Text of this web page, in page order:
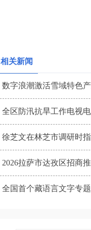
相关新闻
数字浪潮激活雪域特色
全区防汛抗旱工作电视
徐芝文在林芝市调研时
2026拉萨市达孜区招商
全国首个藏语言文字专